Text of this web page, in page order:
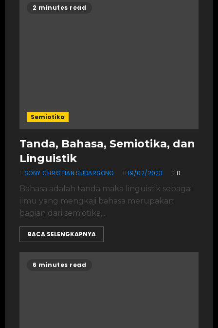
2 minutes read
Semiotika
Tanda, Bahasa, Semiotika, dan
Linguistik
SONY CHRISTIAN SUDARSONO 19/02/2023 0
Bahasa adalah tanda maka linguistik sebagai
ilmu yang mengkaji bahasa merupakan
bagian dari semiotika,...
BACA SELENGKAPNYA
6 minutes read